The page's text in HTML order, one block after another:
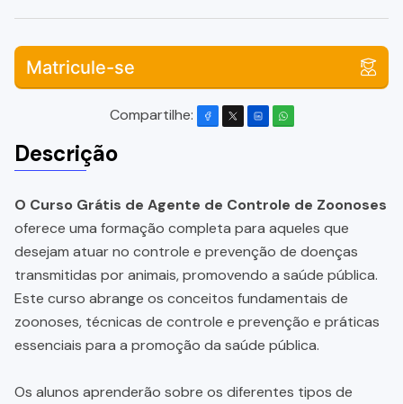
Matricule-se
Compartilhe:
Descrição
O Curso Grátis de Agente de Controle de Zoonoses
oferece uma formação completa para aqueles que
desejam atuar no controle e prevenção de doenças
transmitidas por animais, promovendo a saúde pública.
Este curso abrange os conceitos fundamentais de
zoonoses, técnicas de controle e prevenção e práticas
essenciais para a promoção da saúde pública.
Os alunos aprenderão sobre os diferentes tipos de